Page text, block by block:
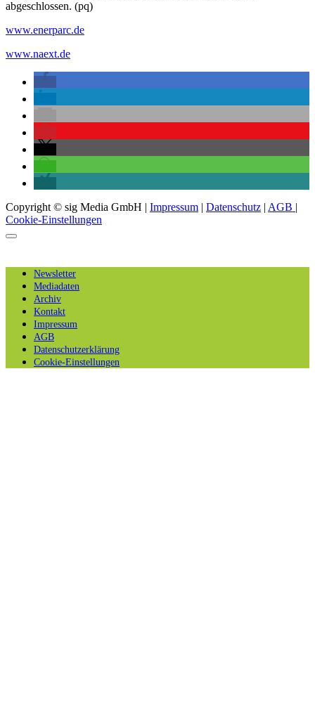
abgeschlossen. (pq)
www.enerparc.de
www.naext.de
Copyright © sig Media GmbH | Impressum | Datenschutz | AGB |
Cookie-Einstellungen
Newsletter
Mediadaten
Archiv
Kontakt
Impressum
AGB
Datenschutzerklärung
Cookie-Einstellungen